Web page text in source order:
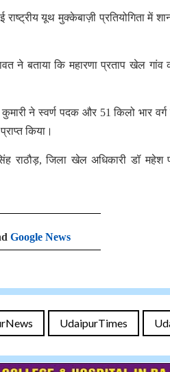
यूथ मुक्केबाज़ी प्रतियोगिता में
ने बताया कि महारणा प्रताप खेल
ने स्वर्ण पदक और 51 किलो भार
किया।
राठौड़, जिला खेल अधिकारी डॉ
Google News
UdaipurTimes